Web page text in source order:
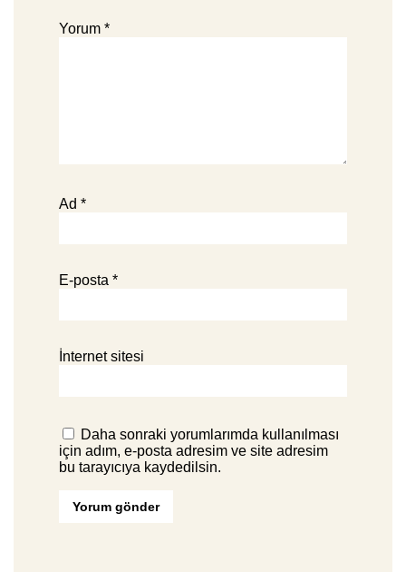
Yorum *
Ad *
E-posta *
İnternet sitesi
Daha sonraki yorumlarımda kullanılması
için adım, e-posta adresim ve site adresim
bu tarayıcıya kaydedilsin.